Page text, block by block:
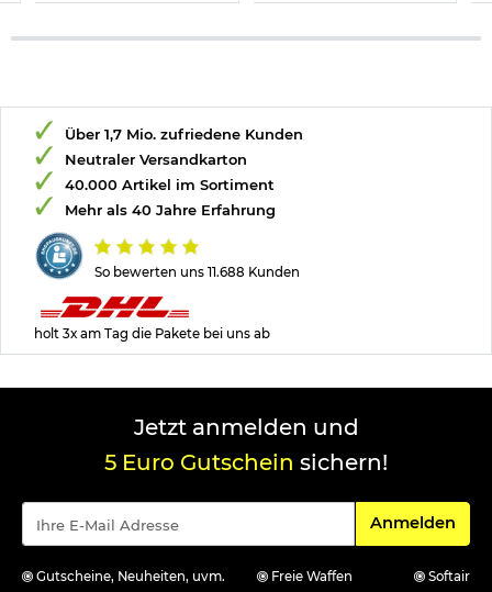
So bewerten uns 11.688 Kunden
Über 1,7 Mio. zufriedene Kunden
Neutraler Versandkarton
40.000 Artikel im Sortiment
Mehr als 40 Jahre Erfahrung
holt 3x am Tag die Pakete bei uns ab
Jetzt anmelden und
5 Euro Gutschein sichern!
Für den
Anmelden
Gutscheine, Neuheiten, uvm. Freie Waffen
Softair